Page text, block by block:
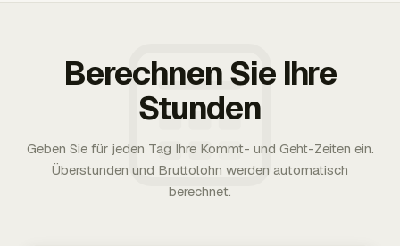
Berechnen Sie Ihre
Stunden
Geben Sie für jeden Tag Ihre Kommt- und Geht-Zeiten ein.
Überstunden und Bruttolohn werden automatisch
berechnet.